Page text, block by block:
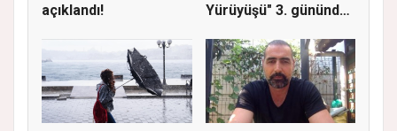
açıklandı!
Yürüyüşü" 3. gününde